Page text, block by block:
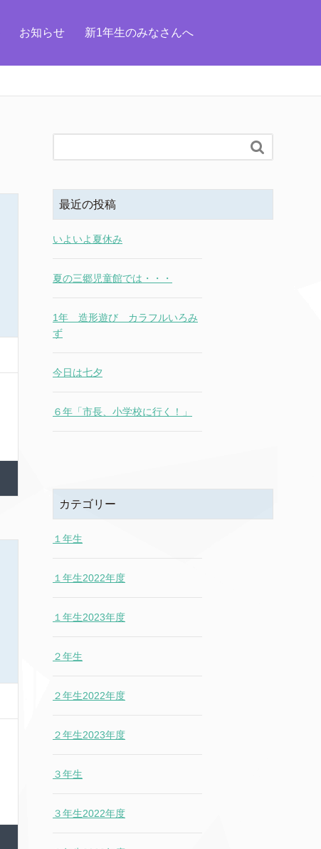
お知らせ 新1年生のみなさんへ

最近の投稿
いよいよ夏休み
夏の三郷児童館では・・・
1年 造形遊び カラフルいろみ
ず
今日は七夕
６年「市長、小学校に行く！」
カテゴリー
１年生
１年生2022年度
１年生2023年度
２年生
２年生2022年度
２年生2023年度
３年生
３年生2022年度